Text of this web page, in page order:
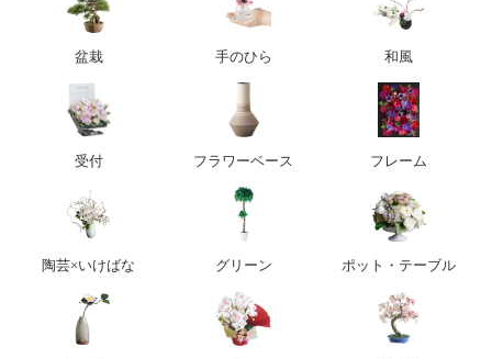
盆栽 手のひら 和風
受付 フラワーベース フレーム
陶芸×いけばな グリーン ポット・テーブル